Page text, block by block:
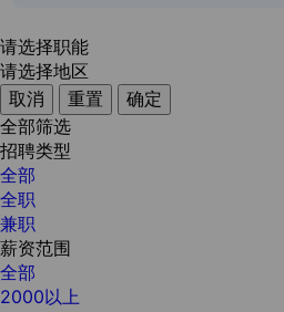
请选择职能
请选择地区
取消
重置
确定
全部筛选
招聘类型
全部
全职
兼职
薪资范围
全部
2000以上